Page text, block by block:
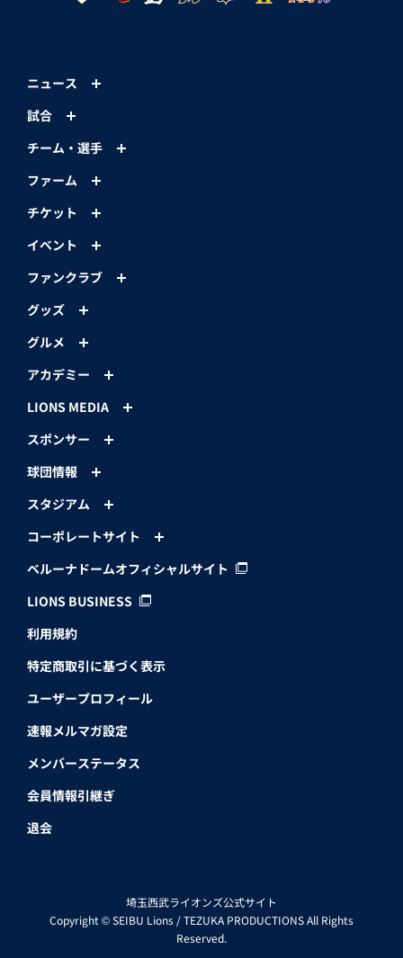
ニュース
試合
チーム・選手
ファーム
チケット
イベント
ファンクラブ
グッズ
グルメ
アカデミー
LIONS MEDIA
スポンサー
球団情報
スタジアム
コーポレートサイト
ベルーナドームオフィシャルサイト
LIONS BUSINESS
利用規約
特定商取引に基づく表示
ユーザープロフィール
速報メルマガ設定
メンバーステータス
会員情報引継ぎ
退会
埼玉西武ライオンズ公式サイト
Copyright © SEIBU Lions / TEZUKA PRODUCTIONS All Rights
Reserved.